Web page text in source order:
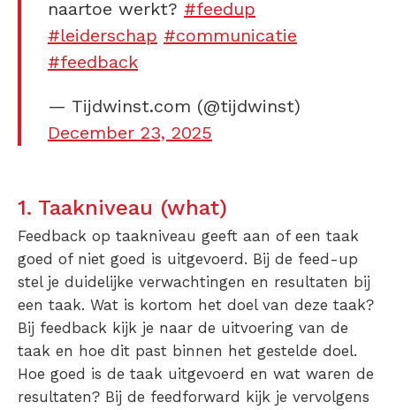
naartoe werkt? #feedup
#leiderschap #communicatie
#feedback
— Tijdwinst.com (@tijdwinst)
December 23, 2025
1. Taakniveau (what)
Feedback op taakniveau geeft aan of een taak
goed of niet goed is uitgevoerd. Bij de feed-up
stel je duidelijke verwachtingen en resultaten bij
een taak. Wat is kortom het doel van deze taak?
Bij feedback kijk je naar de uitvoering van de
taak en hoe dit past binnen het gestelde doel.
Hoe goed is de taak uitgevoerd en wat waren de
resultaten? Bij de feedforward kijk je vervolgens